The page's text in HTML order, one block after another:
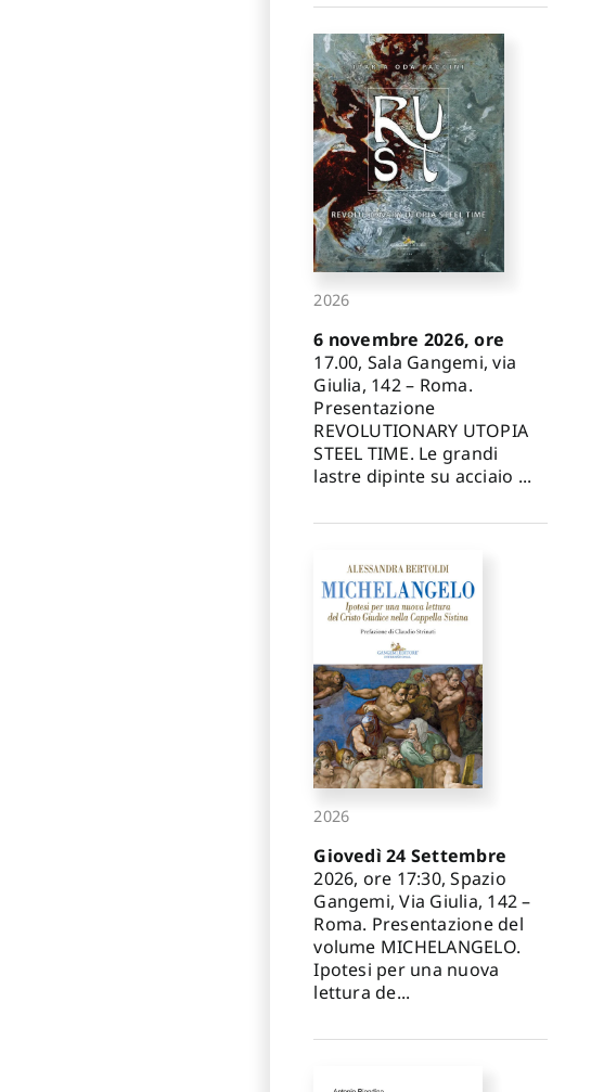
2026
6 novembre 2026, ore
17.00, Sala Gangemi, via
Giulia, 142 – Roma.
Presentazione
REVOLUTIONARY UTOPIA
STEEL TIME. Le grandi
lastre dipinte su acciaio ...
2026
Giovedì 24 Settembre
2026, ore 17:30, Spazio
Gangemi, Via Giulia, 142 –
Roma. Presentazione del
volume MICHELANGELO.
Ipotesi per una nuova
lettura de...